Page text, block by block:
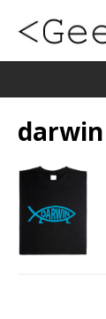
darwin